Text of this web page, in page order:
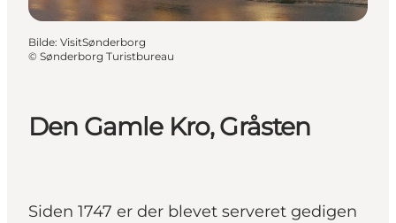
Den Gamle Kro, Gråsten
Siden 1747 er der blevet serveret gedigen
Bilde: VisitSønderborg
© Sønderborg Turistbureau